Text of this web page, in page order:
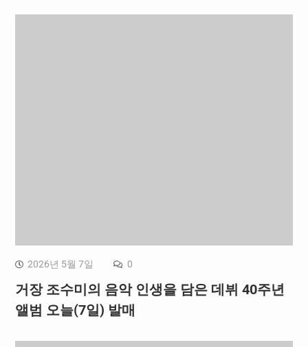
2026년 5월 7일 0
거장 조수미의 음악 인생을 담은 데뷔 40주년
앨범 오늘(7일) 발매